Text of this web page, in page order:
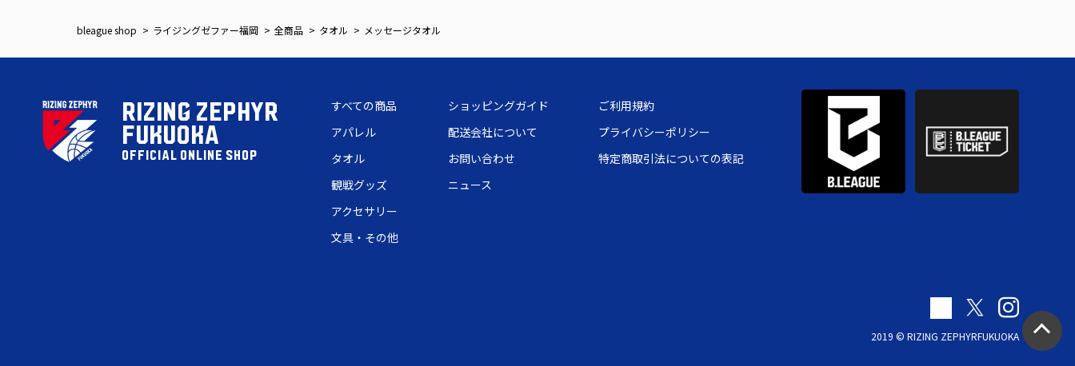
bleague shop ライジングゼファー福岡 全商品 タオル メッセージタオル
RIZING ZEPHYR
FUKUOKA
OFFICIAL ONLINE SHOP
すべての商品
アパレル
タオル
観戦グッズ
アクセサリー
文具・その他
ショッピングガイド
配送会社について
お問い合わせ
ニュース
ご利用規約
プライバシーポリシー
特定商取引法についての表記
2019 © RIZING ZEPHYRFUKUOKA